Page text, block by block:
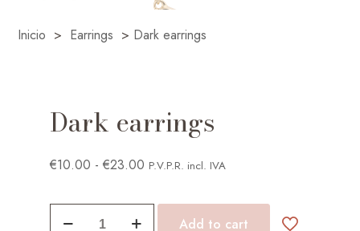
Inicio > Earrings > Dark earrings
Dark earrings
€10.00 - €23.00 Rango
precios:
P.V.P.R. incl. IVA
Add to cart